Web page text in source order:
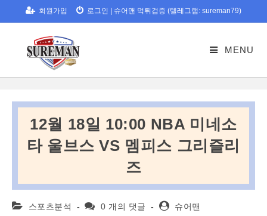
to
회원가입 로그인 슈어맨 먹튀검증 (텔레그램: sureman79)
MENU
12월 18일 10:00 NBA 미네소
타 울브스 VS 멤피스 그리즐리
즈
Post 스포츠분석
Post0 개의 댓글
Post슈어맨